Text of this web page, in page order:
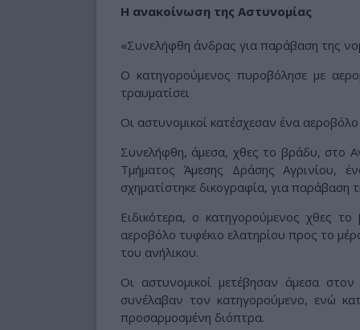
Η ανακοίνωση της Αστυνομίας
«Συνελήφθη άνδρας για παράβαση της
Ο κατηγορούμενος πυροβόλησε με
τραυματίσει
Οι αστυνομικοί κατέσχεσαν ένα
Συνελήφθη, άμεσα, χθες το βράδυ, στο
Τμήματος Άμεσης Δράσης Αγρινίου,
σχηματίστηκε δικογραφία, για παράβαση
Ειδικότερα, ο κατηγορούμενος χθες
αεροβόλο τυφέκιο ελατηρίου προς το
του ανήλικου.
Οι αστυνομικοί μετέβησαν άμεσα
συνέλαβαν τον κατηγορούμενο, ενώ
προσαρμοσμένη διόπτρα.